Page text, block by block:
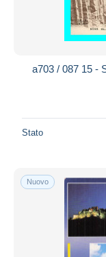
a703 / 087 15 -
Stato
Nuovo